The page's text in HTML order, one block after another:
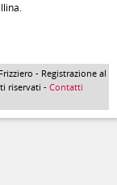
- Registrazione al
riservati - Contatti